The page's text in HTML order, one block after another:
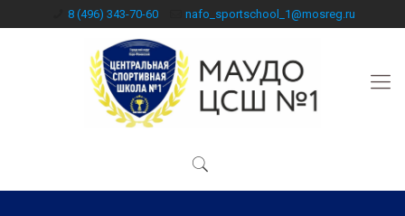
8 (496) 343-70-60 nafo_sportschool_1@mosreg.ru